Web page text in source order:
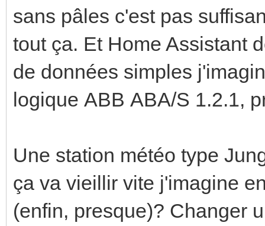
sans pâles c'est pas
tout ça. Et Home Assistant
de données simples
logique ABB ABA/S 1.2.1,
Une station météo type
ça va vieillir vite j'imagine
(enfin, presque)? Changer